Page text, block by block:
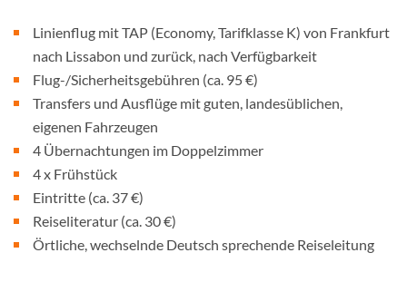
Linienflug mit TAP (Economy, Tarifklasse K) von Frankfurt
nach Lissabon und zurück, nach Verfügbarkeit
Flug-/Sicherheitsgebühren (ca. 95 €)
Transfers und Ausflüge mit guten, landesüblichen,
eigenen Fahrzeugen
4 Übernachtungen im Doppelzimmer
4 x Frühstück
Eintritte (ca. 37 €)
Reiseliteratur (ca. 30 €)
Örtliche, wechselnde Deutsch sprechende Reiseleitung